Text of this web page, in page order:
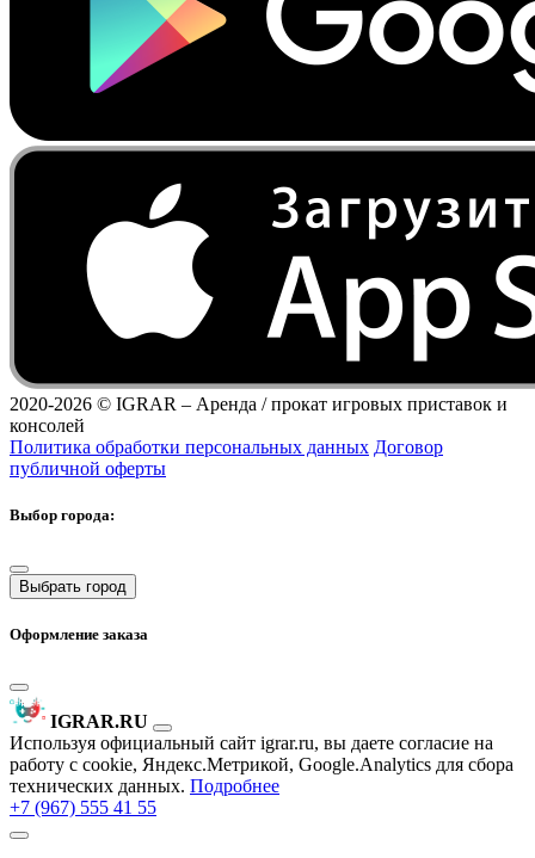
2020-2026 © IGRAR – Аренда / прокат игровых приставок и
консолей
Политика обработки персональных данных Договор
публичной оферты
Выбор города:
Выбрать город
Оформление заказа
IGRAR.RU
Используя официальный сайт igrar.ru, вы даете согласие на
работу с cookie, Яндекс.Метрикой, Google.Analytics для сбора
технических данных. Подробнее
+7 (967) 555 41 55